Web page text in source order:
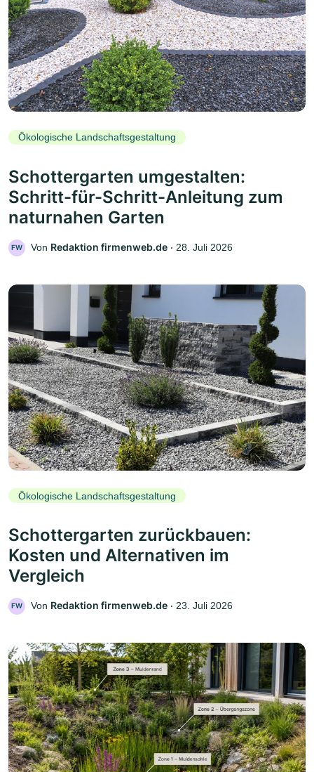
Ökologische Landschaftsgestaltung
Schottergarten umgestalten:
Schritt-für-Schritt-Anleitung zum
naturnahen Garten
FW Von Redaktion firmenweb.de ‧ 28. Juli 2026
Ökologische Landschaftsgestaltung
Schottergarten zurückbauen:
Kosten und Alternativen im
Vergleich
FW Von Redaktion firmenweb.de ‧ 23. Juli 2026